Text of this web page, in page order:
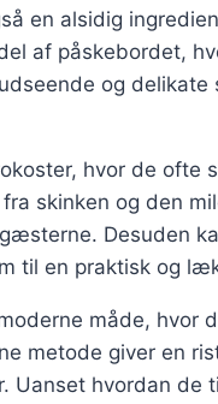
en alsidig
af påskebordet,
og delikate
hvor de ofte
skinken og den
Desuden
til en praktisk og
måde, hvor
metode giver en
Uanset hvordan de